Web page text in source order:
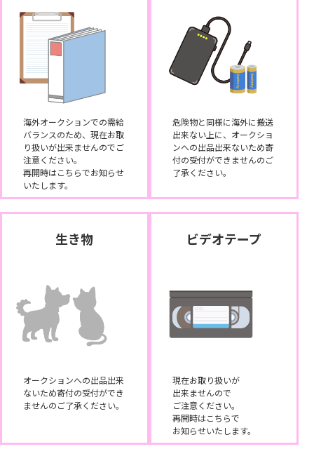
海外オークションでの需給
バランスのため、現在お取
り扱いが出来ませんのでご
注意ください。
再開時はこちらでお知らせ
いたします。
危険物と同様に海外に搬送
出来ない上に、オークショ
ンへの出品出来ないため寄
付の受付ができませんのご
了承ください。
生き物
オークションへの出品出来
ないため寄付の受付ができ
ませんのご了承ください。
ビデオテープ
現在お取り扱いが
出来ませんので
ご注意ください。
再開時はこちらで
お知らせいたします。